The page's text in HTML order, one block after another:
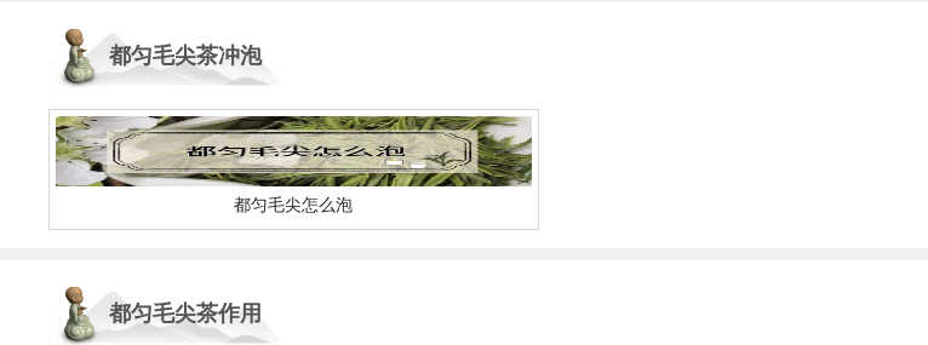
都匀毛尖茶冲泡
方法
都匀毛尖怎么泡
都匀毛尖茶作用